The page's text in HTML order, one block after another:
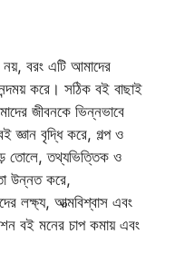
বরং এটি আমাদের
করে। সঠিক বই বাছাই
জীবনকে ভিন্নভাবে
জ্ঞান বৃদ্ধি করে, গল্প ও
তোলে, তথ্যভিত্তিক ও
উন্নত করে,
লক্ষ্য, আত্মবিশ্বাস এবং
বই মনের চাপ কমায় এবং